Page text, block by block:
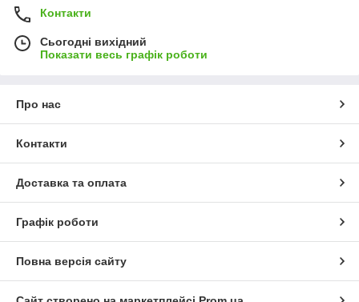
Контакти
Сьогодні вихідний
Показати весь графік роботи
Про нас
Контакти
Доставка та оплата
Графік роботи
Повна версія сайту